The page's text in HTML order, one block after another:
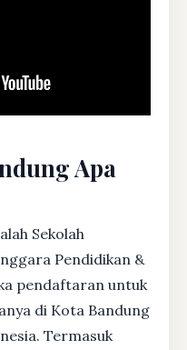
Apa
Sekolah
Pendidikan &
pendaftaran untuk
di Kota Bandung
Termasuk